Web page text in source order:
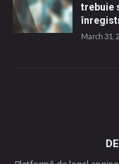
trebuie
March 31,